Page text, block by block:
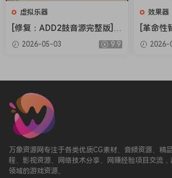
more release samples to capture more
instrument before.
Ivory II American Concert D is
Resonance Modeling for the
String Resonance. Custom designed by
George Taylor, this technology does
triggering additional samples or use
Rather, notes struck that are
the actual complex overtones of the
held, in the same manner that
虚拟乐器
[修复：ADD2鼓音源完整版] X
LN Audio Addictive Drums 2
Complete v2.9.0.4 FIXED ON
2026-05-03 9.9
效果器
[革命性智
Music
d-
2026-
万象资源网专注于各类优质CG素材、音频资源、精
程、影视资源、网络技术分享、网赚经验项目交流
领域的游戏资源。